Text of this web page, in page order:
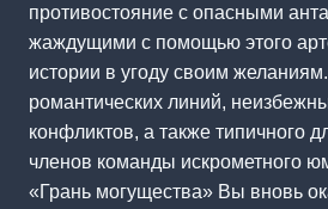
противостояние с опасными
жаждущими с помощью этого
истории в угоду своим
романтических линий,
конфликтов, а также типичного
членов команды искрометного
«Грань могущества» Вы вновь